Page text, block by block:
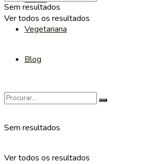
Vegetariana
Blog
Sem resultados
Ver todos os resultados
Sem resultados
Ver todos os resultados